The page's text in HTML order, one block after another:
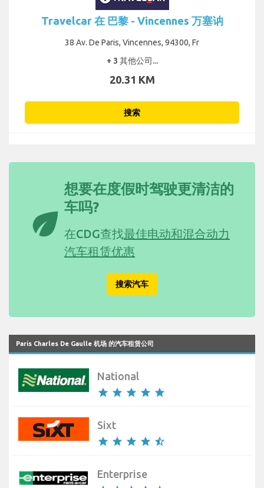
Travelcar 在 巴黎 - Vincennes 万塞讷
38 Av. De Paris, Vincennes, 94300, Fr
+ 3 其他公司...
20.31 KM
搜索
eco
想要在度假时驾驶更清洁的
车吗?
在CDG查找最佳电动和混合动力
汽车租赁优惠
搜索汽车
Paris Charles De Gaulle 机场 的汽车租赁公司
National
star star star star star
Sixt
star star star star star_half
Enterprise